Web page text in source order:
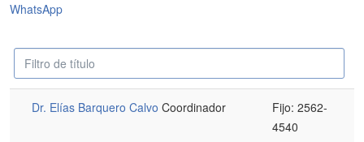
WhatsApp
Despublicado Campo
'Filtrar'
Dr. Elías Barquero Calvo Coordinador
Fijo: 2562-
4540